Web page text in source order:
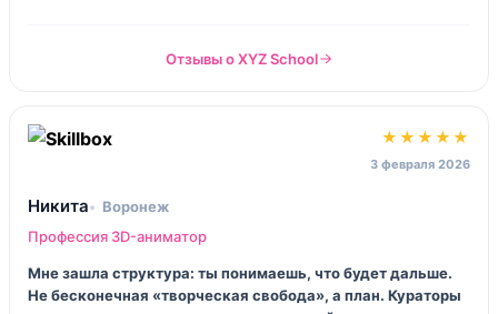
Отзывы о XYZ School
★★★★★
3 февраля 2026
Никита
Воронеж
Профессия 3D-аниматор
Мне зашла структура: ты понимаешь, что будет дальше.
Не бесконечная «творческая свобода», а план. Кураторы